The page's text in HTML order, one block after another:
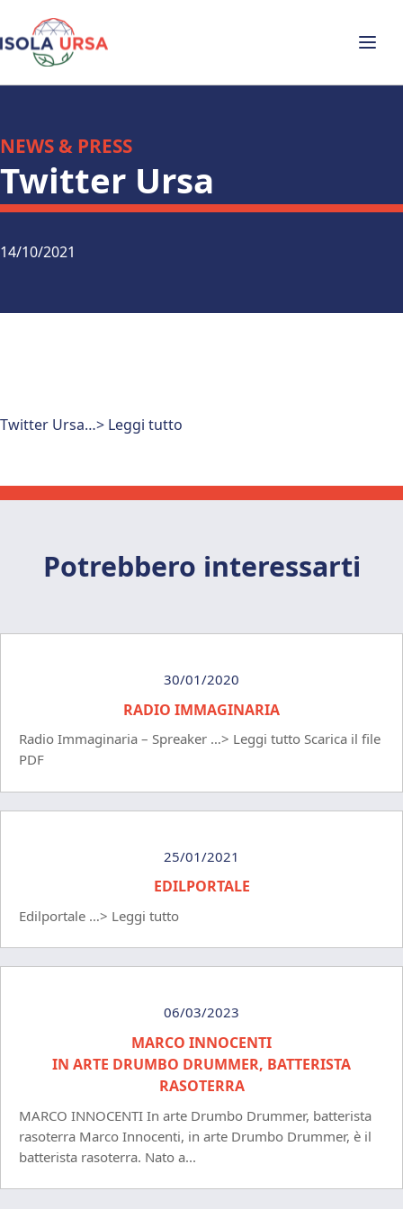
NEWS & PRESS
Twitter Ursa
14/10/2021
Twitter Ursa…> Leggi tutto
Potrebbero interessarti
30/01/2020
RADIO IMMAGINARIA
Radio Immaginaria – Spreaker …> Leggi tutto Scarica il file
PDF
25/01/2021
EDILPORTALE
Edilportale …> Leggi tutto
06/03/2023
MARCO INNOCENTI
IN ARTE DRUMBO DRUMMER, BATTERISTA
RASOTERRA
MARCO INNOCENTI In arte Drumbo Drummer, batterista
rasoterra Marco Innocenti, in arte Drumbo Drummer, è il
batterista rasoterra. Nato a...